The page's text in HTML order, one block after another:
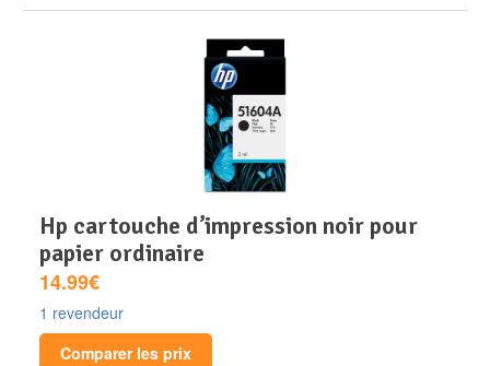
hp cartouche d’impression noir pour
papier ordinaire
14.99€
1 revendeur
Comparer les prix